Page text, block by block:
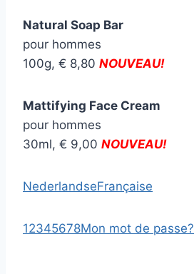
Natural Soap Bar
pour hommes
100g, € 8,80 NOUVEAU!
Mattifying Face Cream
pour hommes
30ml, € 9,00 NOUVEAU!
NederlandseFrançaise
12345678Mon mot de passe?